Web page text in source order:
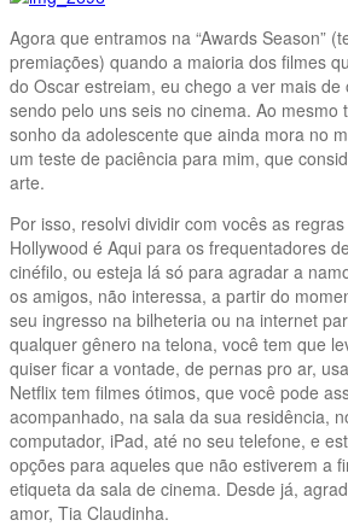
Agora que entramos na “Awards Season”
premiações) quando a maioria dos filmes
do Oscar estreiam, eu chego a ver mais
sendo pelo uns seis no cinema. Ao mesmo
sonho da adolescente que ainda mora no
um teste de paciência para mim, que
arte.
Por isso, resolvi dividir com vocês as
Hollywood é Aqui para os frequentadores
cinéfilo, ou esteja lá só para agradar a
os amigos, não interessa, a partir do
seu ingresso na bilheteria ou na internet
qualquer gênero na telona, você tem que
quiser ficar a vontade, de pernas pro ar,
Netflix tem filmes ótimos, que você pode
acompanhado, na sala da sua residência,
computador, iPad, até no seu telefone, e
opções para aqueles que não estiverem a
etiqueta da sala de cinema. Desde já,
amor, Tia Claudinha.